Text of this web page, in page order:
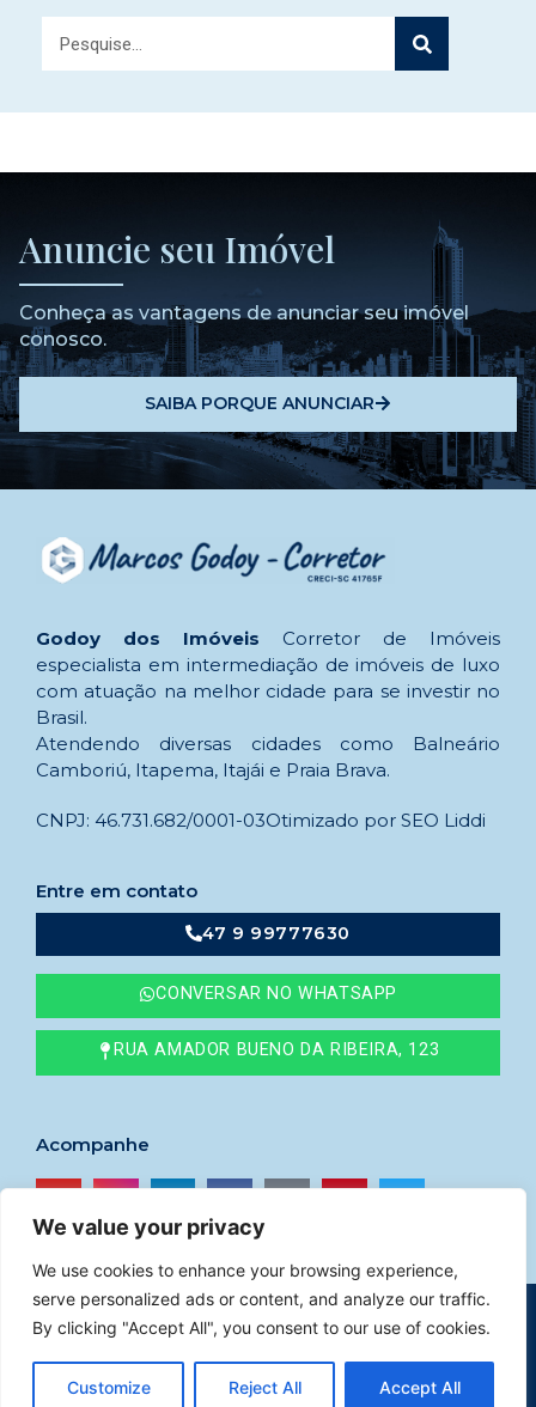
We value your privacy
We use cookies to enhance your browsing experience,
serve personalized ads or content, and analyze our traffic.
By clicking "Accept All", you consent to our use of cookies.
Customize Reject All Accept All
Anuncie seu Imóvel
Conheça as vantagens de anunciar seu imóvel
conosco.
SAIBA PORQUE ANUNCIAR
Godoy dos Imóveis Corretor de Imóveis
especialista em intermediação de imóveis de luxo
com atuação na melhor cidade para se investir no
Brasil.
Atendendo diversas cidades como Balneário
Camboriú, Itapema, Itajái e Praia Brava.
CNPJ: 46.731.682/0001-03Otimizado por SEO Liddi
Entre em contato
47 9 99777630
CONVERSAR NO WHATSAPP
RUA AMADOR BUENO DA RIBEIRA, 123
Acompanhe
© 2023 Imóveis Godoy CRECI nº 41765F
Política de privacidade|Desenvolvido por Help